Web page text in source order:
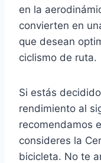
en la
convierten en
que desean
ciclismo de ruta.
Si estás
rendimiento al
recomendamos
consideres la
bicicleta. No te